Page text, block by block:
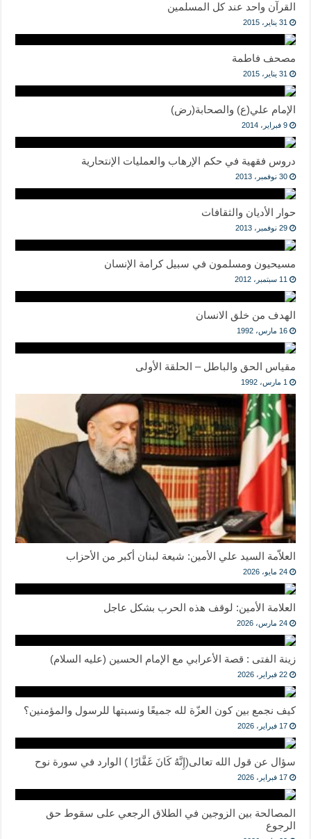
القرآن واحد عند كل المسلمين
31 يناير، 2015
مصحف فاطمة
31 يناير، 2015
الإمام علي(ع) والصحابة(رض)
9 فبراير، 2014
دروس فقهية في حكم الإرهاب والعمليات الإنتحارية
30 نوفمبر، 2013
حوار الأديان والثقافات
29 نوفمبر، 2013
مسيحيون ومسلمون في سبيل كرامة الإنسان
11 سبتمبر، 2012
الهدف من خلق الانسان
16 مارس، 1992
مقياس الحق والباطل – الحلقة الأولى
1 مارس، 1992
العلاّمة السيد علي الأمين: شيعة لبنان أكبر من الأحزاب
24 مايو، 2026
العلامة الأمين: لوقف هذه الحرب بشكل عاجل
24 مارس، 2026
زينة الفتى : قصة الأعرابي مع الإمام الحسين (عليه السلام)
22 فبراير، 2026
كيف نجمع بين كون العزّة لله جميعًا ونسبتها للرسول والمؤمنين؟
17 فبراير، 2026
سؤال عن قول الله تعالى(إِنَّهُ كَانَ غَفَّارًا ) الوارد في سورة نوح
17 فبراير، 2026
المصالحة بين الزوجين في الطلاق الرجعي على سقوط حق
الرجوع